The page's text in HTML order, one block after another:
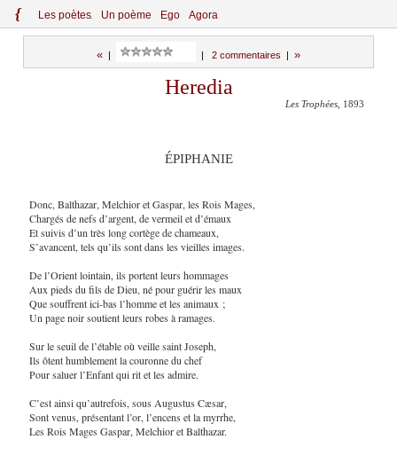
{ Les poètes Un poème Ego Agora
« 2 commentaires »
Heredia
Les Trophées , 1893
ÉPIPHANIE
Donc, Balthazar, Melchior et Gaspar, les Rois Mages,
Chargés de nefs d’argent, de vermeil et d’émaux
Et suivis d’un très long cortège de chameaux,
S’avancent, tels qu’ils sont dans les vieilles images.
De l’Orient lointain, ils portent leurs hommages
Aux pieds du fils de Dieu, né pour guérir les maux
Que souffrent ici-bas l’homme et les animaux ;
Un page noir soutient leurs robes à ramages.
Sur le seuil de l’étable où veille saint Joseph,
Ils ôtent humblement la couronne du chef
Pour saluer l’Enfant qui rit et les admire.
C’est ainsi qu’autrefois, sous Augustus Cæsar,
Sont venus, présentant l’or, l’encens et la myrrhe,
Les Rois Mages Gaspar, Melchior et Balthazar.